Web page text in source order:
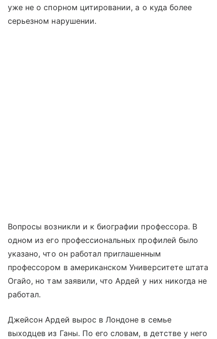
уже не о спорном цитировании, а о куда более
серьезном нарушении.
Вопросы возникли и к биографии профессора. В
одном из его профессиональных профилей было
указано, что он работал приглашенным
профессором в американском Университете штата
Огайо, но там заявили, что Ардей у них никогда не
работал.
Джейсон Ардей вырос в Лондоне в семье
выходцев из Ганы. По его словам, в детстве у него